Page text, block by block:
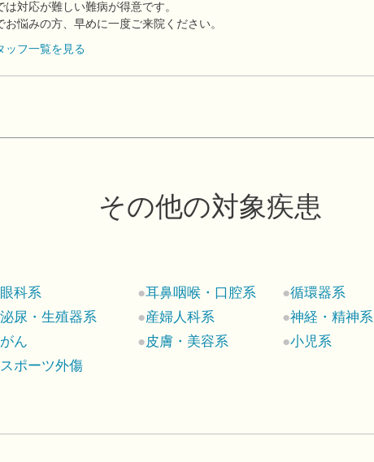
は対応が難しい難病が得意です。
お悩みの方、早めに一度ご来院ください。
ッフ一覧を見る
その他の対象疾患
眼科系 耳鼻咽喉・口腔系 循環器系
泌尿・生殖器系 産婦人科系 神経・精神系
がん 皮膚・美容系 小児系
スポーツ外傷